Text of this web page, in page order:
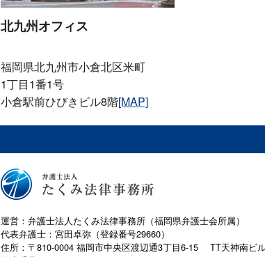
北九州オフィス
福岡県北九州市小倉北区米町
1丁目1番1号
小倉駅前ひびきビル8階[MAP]
運営：弁護士法人たくみ法律事務所（福岡県弁護士会所属）
代表弁護士：宮田卓弥（登録番号29660）
住所：〒810-0004 福岡市中央区渡辺通3丁目6-15
TT天神南ビ